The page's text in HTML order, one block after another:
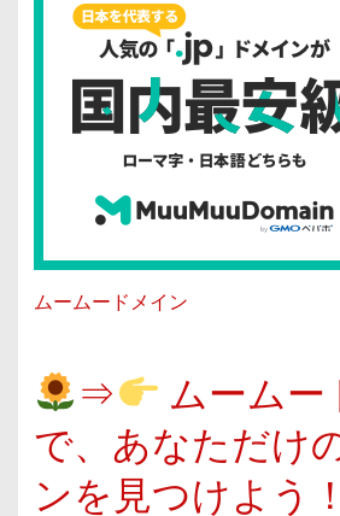
ムームードメイン
⇒
ムームー
で、あなただけ
ンを見つけよう！